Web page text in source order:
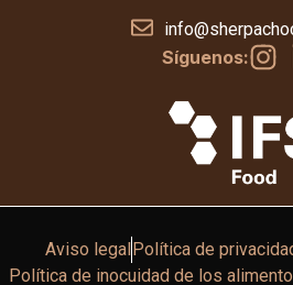
Síguenos:
Aviso legal Política de
Política de inocuidad de los